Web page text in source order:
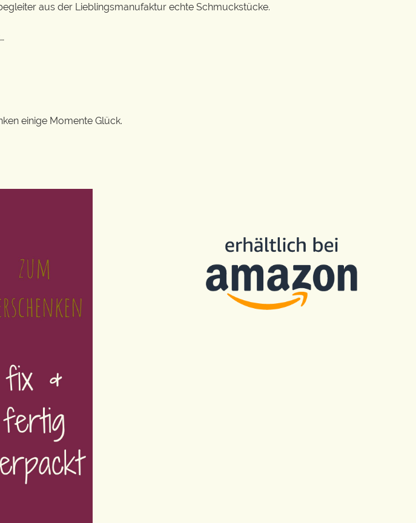
aus der Lieblingsmanufaktur echte Schmuckstücke.
einige Momente Glück.